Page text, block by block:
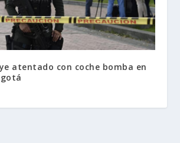
atentado con coche bomba en